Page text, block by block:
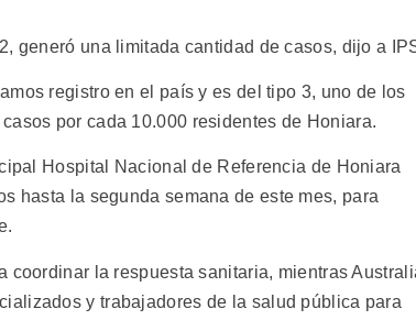
generó una limitada cantidad de casos, dijo a
registro en el país y es del tipo 3, uno de los
por cada 10.000 residentes de Honiara.
Hospital Nacional de Referencia de Honiara
hasta la segunda semana de este mes, para
la respuesta sanitaria, mientras
y trabajadores de la salud pública para